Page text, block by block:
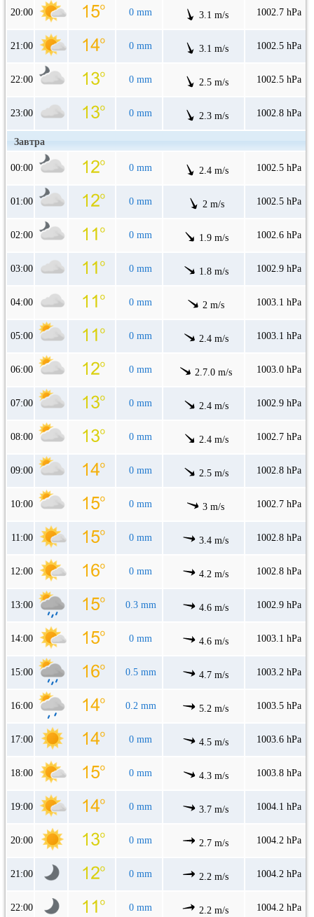
20:00 0 mm 3.1 m/s 1002.7 hPa
21:00 0 mm 3.1 m/s 1002.5 hPa
22:00 0 mm 2.5 m/s 1002.5 hPa
23:00 0 mm 2.3 m/s 1002.8 hPa
Завтра
00:00 0 mm 2.4 m/s 1002.5 hPa
01:00 0 mm 2 m/s 1002.5 hPa
02:00 0 mm 1.9 m/s 1002.6 hPa
03:00 0 mm 1.8 m/s 1002.9 hPa
04:00 0 mm 2 m/s 1003.1 hPa
05:00 0 mm 2.4 m/s 1003.1 hPa
06:00 0 mm 2.7.0 m/s 1003.0 hPa
07:00 0 mm 2.4 m/s 1002.9 hPa
08:00 0 mm 2.4 m/s 1002.7 hPa
09:00 0 mm 2.5 m/s 1002.8 hPa
10:00 0 mm 3 m/s 1002.7 hPa
11:00 0 mm 3.4 m/s 1002.8 hPa
12:00 0 mm 4.2 m/s 1002.8 hPa
13:00 0.3 mm 4.6 m/s 1002.9 hPa
14:00 0 mm 4.6 m/s 1003.1 hPa
15:00 0.5 mm 4.7 m/s 1003.2 hPa
16:00 0.2 mm 5.2 m/s 1003.5 hPa
17:00 0 mm 4.5 m/s 1003.6 hPa
18:00 0 mm 4.3 m/s 1003.8 hPa
19:00 0 mm 3.7 m/s 1004.1 hPa
20:00 0 mm 2.7 m/s 1004.2 hPa
21:00 0 mm 2.2 m/s 1004.2 hPa
22:00 0 mm 2.2 m/s 1004.2 hPa